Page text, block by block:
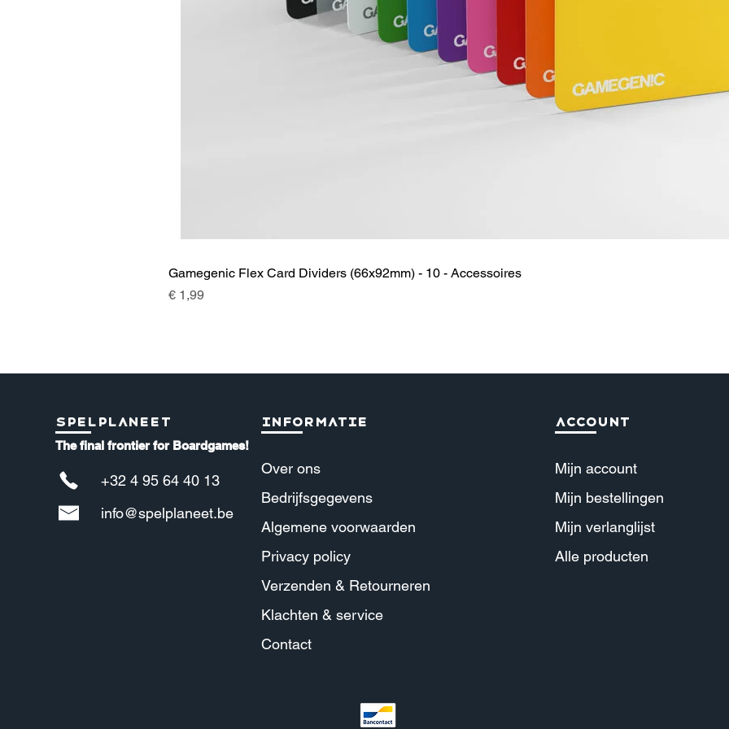
Snel overzicht
Gamegenic Flex Card Dividers (66x92mm) - 10 - Accessoires
Prijs
€ 1,99
Spelplaneet
The final frontier for Boardgames!
+32 4 95 64 40 13
info@spelplaneet.be
Informatie
Over ons
Bedrijfsgegevens
Algemene voorwaarden
Privacy policy
Verzenden & Retourneren
Klachten & service
Contact
Account
Mijn account
Mijn bestellingen
Mijn verlanglijst
Alle producten